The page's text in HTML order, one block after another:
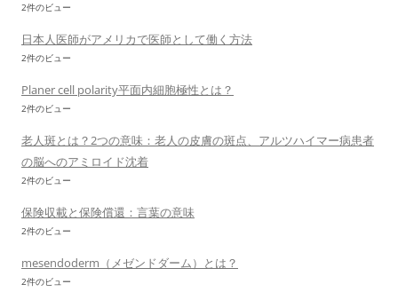
2件のビュー
日本人医師がアメリカで医師として働く方法
2件のビュー
Planer cell polarity平面内細胞極性とは？
2件のビュー
老人斑とは？2つの意味：老人の皮膚の斑点、アルツハイマー病患者
の脳へのアミロイド沈着
2件のビュー
保険収載と保険償還：言葉の意味
2件のビュー
mesendoderm（メゼンドダーム）とは？
2件のビュー